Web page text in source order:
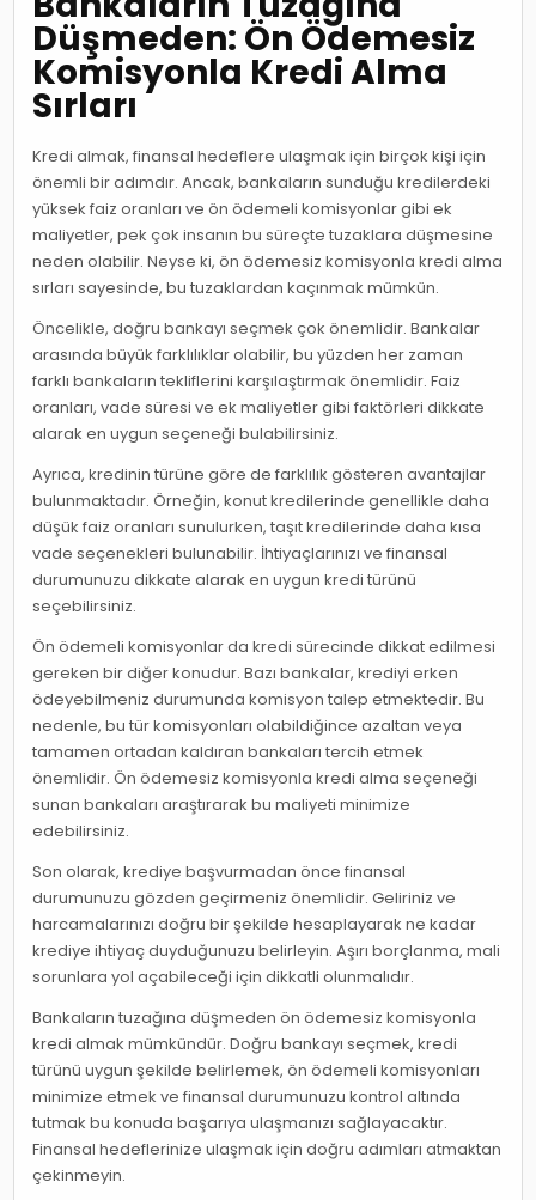
Düşmeden: Ön Ödemesiz
Komisyonla Kredi Alma
Sırları
Kredi almak, finansal hedeflere ulaşmak için birçok kişi için
önemli bir adımdır. Ancak, bankaların sunduğu kredilerdeki
yüksek faiz oranları ve ön ödemeli komisyonlar gibi ek
maliyetler, pek çok insanın bu süreçte tuzaklara düşmesine
neden olabilir. Neyse ki, ön ödemesiz komisyonla kredi alma
sırları sayesinde, bu tuzaklardan kaçınmak mümkün.
Öncelikle, doğru bankayı seçmek çok önemlidir. Bankalar
arasında büyük farklılıklar olabilir, bu yüzden her zaman
farklı bankaların tekliflerini karşılaştırmak önemlidir. Faiz
oranları, vade süresi ve ek maliyetler gibi faktörleri dikkate
alarak en uygun seçeneği bulabilirsiniz.
Ayrıca, kredinin türüne göre de farklılık gösteren avantajlar
bulunmaktadır. Örneğin, konut kredilerinde genellikle daha
düşük faiz oranları sunulurken, taşıt kredilerinde daha kısa
vade seçenekleri bulunabilir. İhtiyaçlarınızı ve finansal
durumunuzu dikkate alarak en uygun kredi türünü
seçebilirsiniz.
Ön ödemeli komisyonlar da kredi sürecinde dikkat edilmesi
gereken bir diğer konudur. Bazı bankalar, krediyi erken
ödeyebilmeniz durumunda komisyon talep etmektedir. Bu
nedenle, bu tür komisyonları olabildiğince azaltan veya
tamamen ortadan kaldıran bankaları tercih etmek
önemlidir. Ön ödemesiz komisyonla kredi alma seçeneği
sunan bankaları araştırarak bu maliyeti minimize
edebilirsiniz.
Son olarak, krediye başvurmadan önce finansal
durumunuzu gözden geçirmeniz önemlidir. Geliriniz ve
harcamalarınızı doğru bir şekilde hesaplayarak ne kadar
krediye ihtiyaç duyduğunuzu belirleyin. Aşırı borçlanma, mali
sorunlara yol açabileceği için dikkatli olunmalıdır.
Bankaların tuzağına düşmeden ön ödemesiz komisyonla
kredi almak mümkündür. Doğru bankayı seçmek, kredi
türünü uygun şekilde belirlemek, ön ödemeli komisyonları
minimize etmek ve finansal durumunuzu kontrol altında
tutmak bu konuda başarıya ulaşmanızı sağlayacaktır.
Finansal hedeflerinize ulaşmak için doğru adımları atmaktan
çekinmeyin.